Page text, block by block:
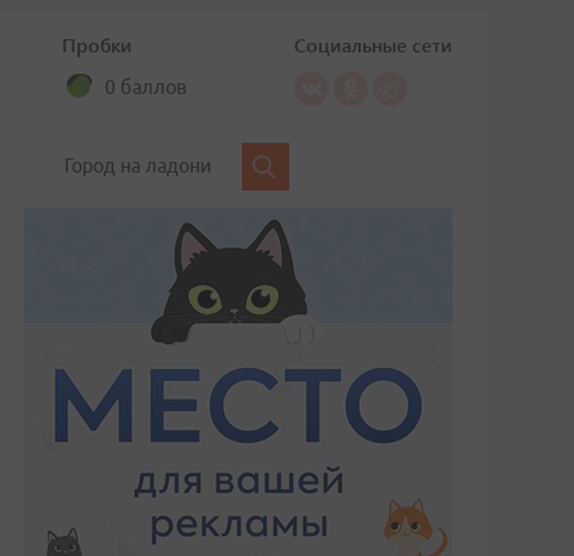
Пробки
0 баллов
Социальные сети
Город на ладони